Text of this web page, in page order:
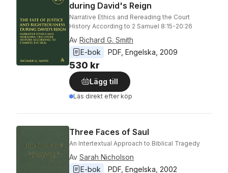
during David's Reign
Narrative Ethics and Rereading the Court
History According to 2 Samuel 8:15-20:26
Av Richard G. Smith
E-bok
PDF Engelska 2009
530 kr
Lägg till
Läs direkt efter köp
Three Faces of Saul
An Intertextual Approach to Biblical Tragedy
Av Sarah Nicholson
E-bok
PDF Engelska 2002